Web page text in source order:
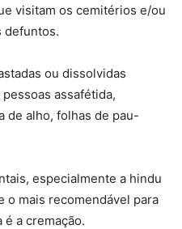
visitam os cemitérios e/ou
defuntos.
ou dissolvidas
assafétida,
de alho, folhas de pau-
especialmente a hindu
o mais recomendável para
a cremação.